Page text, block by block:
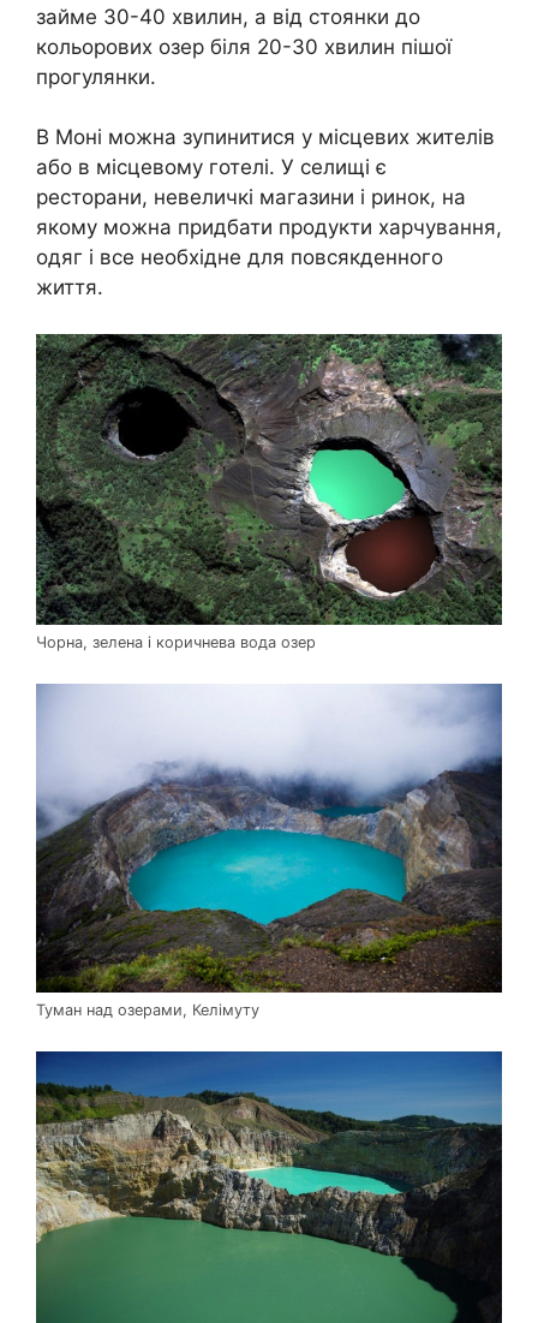
займе 30-40 хвилин, а від стоянки до
кольорових озер біля 20-30 хвилин пішої
прогулянки.
В Моні можна зупинитися у місцевих жителів
або в місцевому готелі. У селищі є
ресторани, невеличкі магазини і ринок, на
якому можна придбати продукти харчування,
одяг і все необхідне для повсякденного
життя.
Чорна, зелена і коричнева вода озер
Туман над озерами, Келімуту